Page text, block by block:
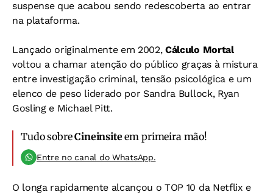
suspense que acabou sendo redescoberta ao entrar
na plataforma.
Lançado originalmente em 2002,Cálculo Mortal
voltou a chamar atenção do público graças à mistura
entre investigação criminal, tensão psicológica e um
elenco de peso liderado por Sandra Bullock, Ryan
Gosling e Michael Pitt.
Tudo sobreCineinsiteem primeira mão!
Entre no canal do WhatsApp.
O longa rapidamente alcançou o TOP 10 da Netflix e